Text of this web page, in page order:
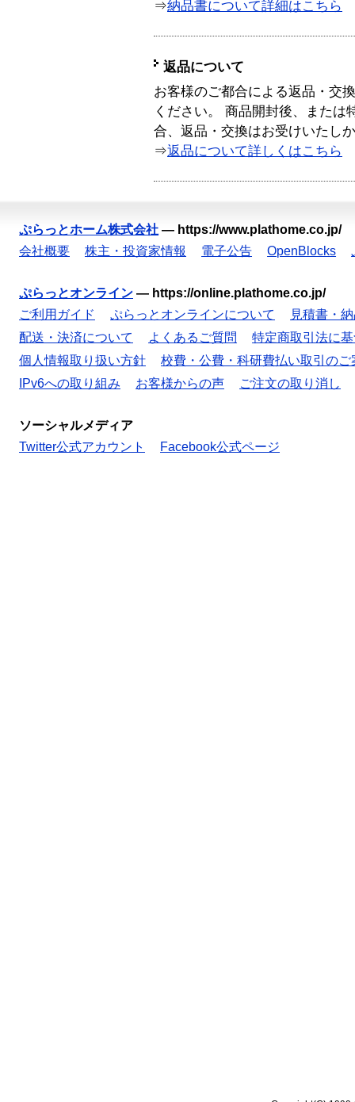
⇒納品書について詳細はこちら
返品について
お客様のご都合による返品・交
ください。 商品開封後、または
合、返品・交換はお受けいたし
⇒返品について詳しくはこちら
ぷらっとホーム株式会社 — https://www.plathome.co.jp/
会社概要
株主・投資家情報 電子公告 OpenBlocks
ぷらっとオンライン — https://online.plathome.co.jp/
ご利用ガイド
ぷらっとオンラインについて
見積書・
配送・決済について
よくあるご質問
特定商取引法に
個人情報取り扱い方針
校費・公費・科研費払い取引のご
IPv6への取り組み
お客様からの声 ご注文の取り消し
ソーシャルメディア
Twitter公式アカウント
Facebook公式ページ